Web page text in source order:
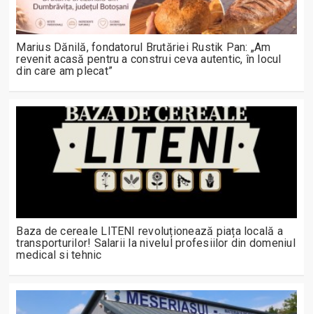
Marius Dănilă, fondatorul Brutăriei Rustik Pan: „Am
revenit acasă pentru a construi ceva autentic, în locul
din care am plecat”
Baza de cereale LITENI revoluționează piața locală a
transporturilor! Salarii la nivelul profesiilor din domeniul
medical si tehnic